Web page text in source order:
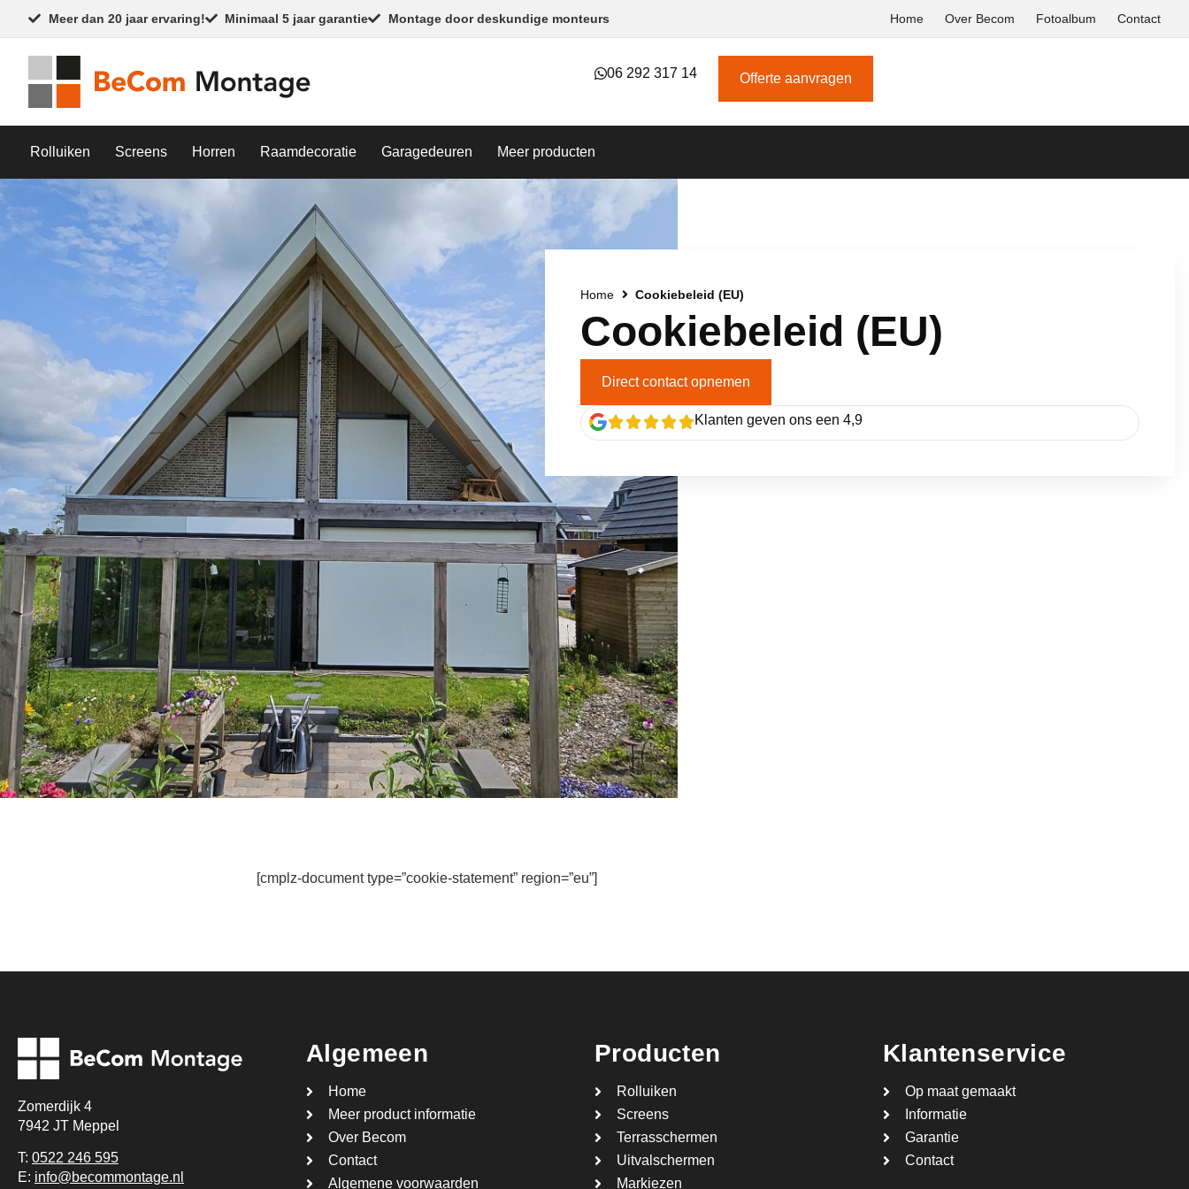
Meer dan 20 jaar ervaring! Minimaal 5 jaar garantie Montage door deskundige monteurs​ Home Over Becom Fotoalbum Contact
06 292 317 14 Offerte aanvragen
Rolluiken Screens Horren Raamdecoratie Garagedeuren Meer producten
Home Cookiebeleid (EU)
Cookiebeleid (EU)
Direct contact opnemen
Klanten geven ons een 4,9
[cmplz-document type=”cookie-statement” region=”eu”]
Zomerdijk 4
7942 JT Meppel
T: 0522 246 595
E: info@becommontage.nl
Algemeen
Home
Meer product informatie
Over Becom
Contact
Algemene voorwaarden
Producten
Rolluiken
Screens
Terrasschermen
Uitvalschermen
Markiezen
Klantenservice
Op maat gemaakt
Informatie
Garantie
Contact